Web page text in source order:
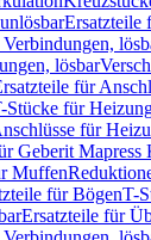
Ersatzteile
lösbar
für
Stücke für
für
Geberit Mapress
Muffen
für BögenT-
Ersatzteile für